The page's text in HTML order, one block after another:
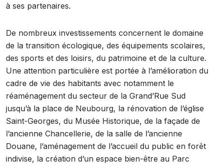
à ses partenaires.
De nombreux investissements concernent le domaine
de la transition écologique, des équipements scolaires,
des sports et des loisirs, du patrimoine et de la culture.
Une attention particulière est portée à l’amélioration du
cadre de vie des habitants avec notamment le
réaménagement du secteur de la Grand’Rue Sud
jusqu’à la place de Neubourg, la rénovation de l’église
Saint-Georges, du Musée Historique, de la façade de
l’ancienne Chancellerie, de la salle de l’ancienne
Douane, l’aménagement de l’accueil du public en forêt
indivise, la création d’un espace bien-être au Parc